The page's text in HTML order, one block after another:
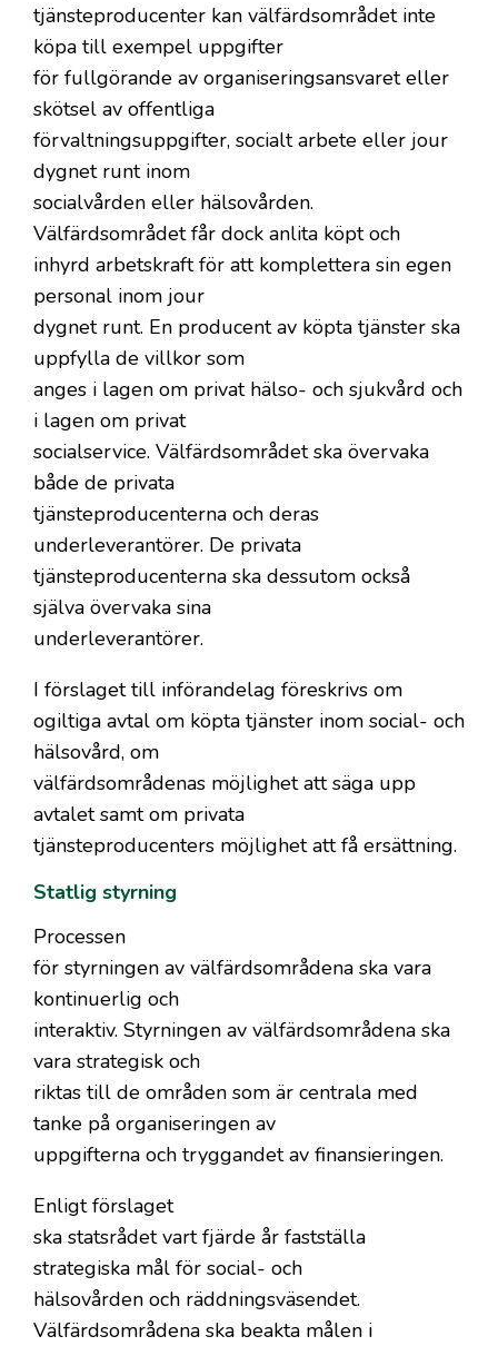
tjänsteproducenter kan välfärdsområdet inte
köpa till exempel uppgifter
för fullgörande av organiseringsansvaret eller
skötsel av offentliga
förvaltningsuppgifter, socialt arbete eller jour
dygnet runt inom
socialvården eller hälsovården.
Välfärdsområdet får dock anlita köpt och
inhyrd arbetskraft för att komplettera sin egen
personal inom jour
dygnet runt. En producent av köpta tjänster ska
uppfylla de villkor som
anges i lagen om privat hälso- och sjukvård och
i lagen om privat
socialservice. Välfärdsområdet ska övervaka
både de privata
tjänsteproducenterna och deras
underleverantörer. De privata
tjänsteproducenterna ska dessutom också
själva övervaka sina
underleverantörer.
I förslaget till införandelag föreskrivs om
ogiltiga avtal om köpta tjänster inom social- och
hälsovård, om
välfärdsområdenas möjlighet att säga upp
avtalet samt om privata
tjänsteproducenters möjlighet att få ersättning.
Statlig styrning
Processen
för styrningen av välfärdsområdena ska vara
kontinuerlig och
interaktiv. Styrningen av välfärdsområdena ska
vara strategisk och
riktas till de områden som är centrala med
tanke på organiseringen av
uppgifterna och tryggandet av finansieringen.
Enligt förslaget
ska statsrådet vart fjärde år fastställa
strategiska mål för social- och
hälsovården och räddningsväsendet.
Välfärdsområdena ska beakta målen i